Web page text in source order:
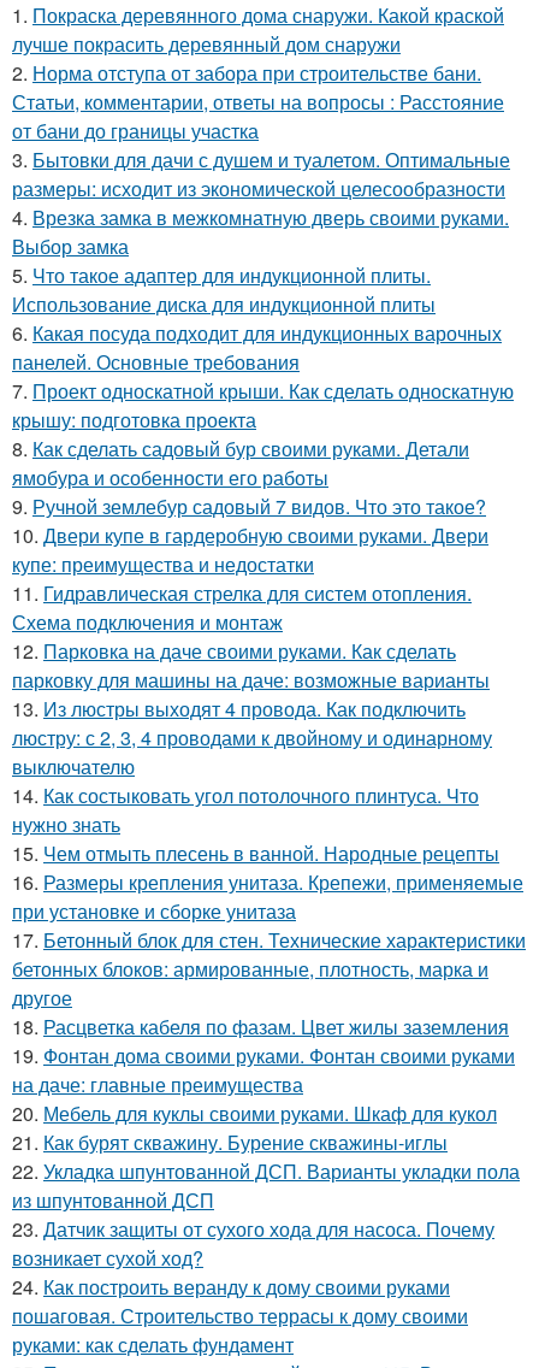
1. Покраска деревянного дома снаружи. Какой краской
лучше покрасить деревянный дом снаружи
2. Норма отступа от забора при строительстве бани.
Статьи, комментарии, ответы на вопросы : Расстояние
от бани до границы участка
3. Бытовки для дачи с душем и туалетом. Оптимальные
размеры: исходит из экономической целесообразности
4. Врезка замка в межкомнатную дверь своими руками.
Выбор замка
5. Что такое адаптер для индукционной плиты.
Использование диска для индукционной плиты
6. Какая посуда подходит для индукционных варочных
панелей. Основные требования
7. Проект односкатной крыши. Как сделать односкатную
крышу: подготовка проекта
8. Как сделать садовый бур своими руками. Детали
ямобура и особенности его работы
9. Ручной землебур садовый 7 видов. Что это такое?
10. Двери купе в гардеробную своими руками. Двери
купе: преимущества и недостатки
11. Гидравлическая стрелка для систем отопления.
Схема подключения и монтаж
12. Парковка на даче своими руками. Как сделать
парковку для машины на даче: возможные варианты
13. Из люстры выходят 4 провода. Как подключить
люстру: с 2, 3, 4 проводами к двойному и одинарному
выключателю
14. Как состыковать угол потолочного плинтуса. Что
нужно знать
15. Чем отмыть плесень в ванной. Народные рецепты
16. Размеры крепления унитаза. Крепежи, применяемые
при установке и сборке унитаза
17. Бетонный блок для стен. Технические характеристики
бетонных блоков: армированные, плотность, марка и
другое
18. Расцветка кабеля по фазам. Цвет жилы заземления
19. Фонтан дома своими руками. Фонтан своими руками
на даче: главные преимущества
20. Мебель для куклы своими руками. Шкаф для кукол
21. Как бурят скважину. Бурение скважины-иглы
22. Укладка шпунтованной ДСП. Варианты укладки пола
из шпунтованной ДСП
23. Датчик защиты от сухого хода для насоса. Почему
возникает сухой ход?
24. Как построить веранду к дому своими руками
пошаговая. Строительство террасы к дому своими
руками: как сделать фундамент